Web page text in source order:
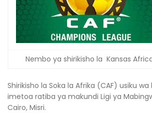
Nembo ya shirikisho la Kansas
Shirikisho la Soka la Afrika (CAF) usiku
imetoa ratiba ya makundi Ligi ya
Cairo, Misri.